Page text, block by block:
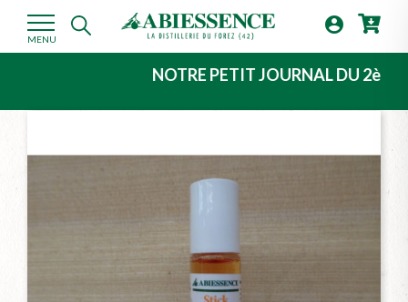
MENU

NOTRE PETIT JOURNAL DU 2ème